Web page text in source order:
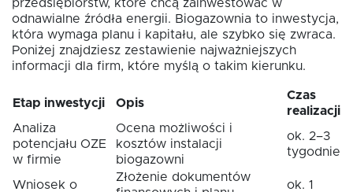
przedsiębiorstw, które chcą zainwestować w
odnawialne źródła energii. Biogazownia to inwestycja,
która wymaga planu i kapitału, ale szybko się zwraca.
Poniżej znajdziesz zestawienie najważniejszych
informacji dla firm, które myślą o takim kierunku.
Etap inwestycji Opis
Czas
realizacji
Analiza
potencjału OZE
w firmie
Ocena możliwości i
kosztów instalacji
biogazowni
ok. 2–3
tygodnie
Wniosek o
Złożenie dokumentów
ok. 1